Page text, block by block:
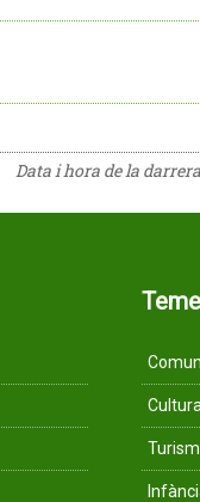
Data i hora de la